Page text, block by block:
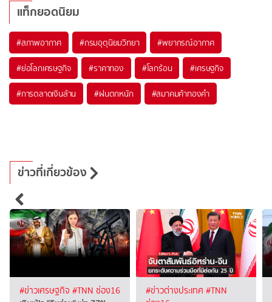
แท็กยอดนิยม
#สภาพอากาศ #กรมอุตุนิยมวิทยา #พยากรณ์อากาศ
#ย่อโลกเศรษฐกิจ #ราคาทอง #โลกร้อน #เศรษฐกิจ
#การตลาดเงินล้าน #ฝนตกหนัก #สมาคมค้าทองคำ
ข่าวที่เกี่ยวข้อง
#ข่าวเศรษฐกิจ #TNN ช่อง16 #ข่าวต่างประเทศ #TNN